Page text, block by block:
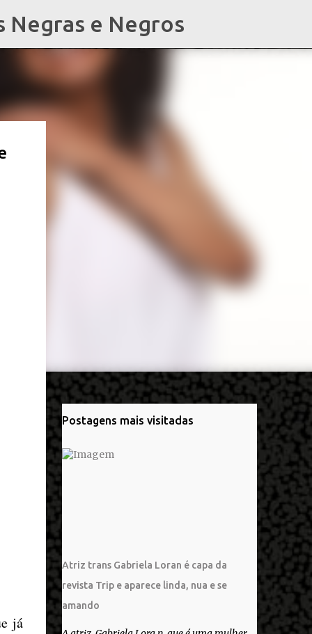
Negras e Negros
já
Postagens mais visitadas
Atriz trans Gabriela Loran é capa da
revista Trip e aparece linda, nua e se
amando